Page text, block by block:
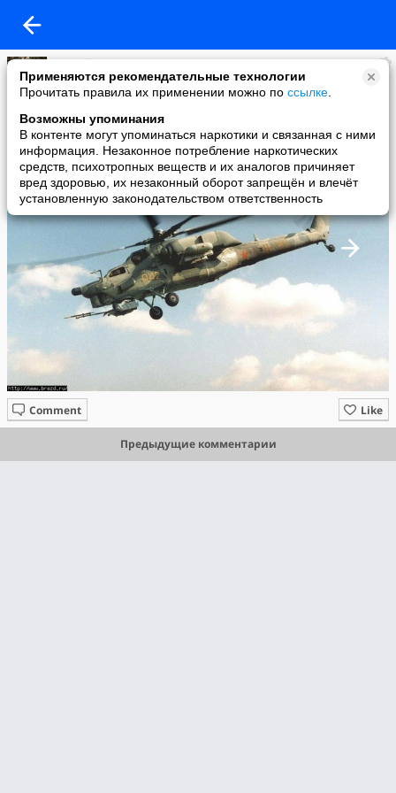
Применяются рекомендательные технологии
Прочитать правила их применении можно по ссылке
Возможны упоминания
В контенте могут упоминаться наркотики и связанная с ними
информация. Незаконное потребление наркотических
средств, психотропных веществ и их аналогов причиняет
вред здоровью, их незаконный оборот запрещён и влечёт
установленную законодательством ответственность
Suomiline
added a photo
19 Apr в 03:13
Like
Comment
Предыдущие комментарии